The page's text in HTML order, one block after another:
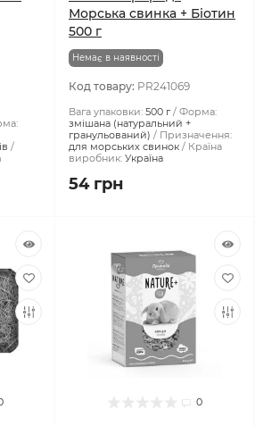
Морська свинка + Біотин
500 г
Немає в наявності
Код товару: PR241069
Вага упаковки: 500 г
Форма:
змішана (натуральний +
гранульований)
Призначення:
для морських свинок
Країна
виробник: Україна
54 грн
0